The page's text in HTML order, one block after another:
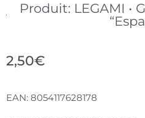
Produit: LEGAMI •
2,50€
EAN: 8054117628178